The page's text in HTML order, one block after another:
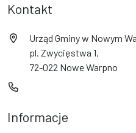
Kontakt
Urząd Gminy w Nowym
pl. Zwycięstwa 1,
72-022 Nowe Warpno
Informacje